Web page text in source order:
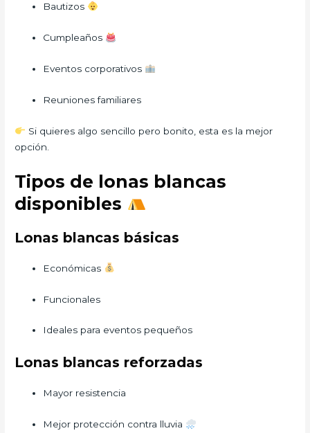
Bautizos
Cumpleaños
Eventos corporativos
Reuniones familiares
Si quieres algo sencillo pero bonito, esta es la mejor
opción.
Tipos de lonas blancas
disponibles
Lonas blancas básicas
Económicas
Funcionales
Ideales para eventos pequeños
Lonas blancas reforzadas
Mayor resistencia
Mejor protección contra lluvia